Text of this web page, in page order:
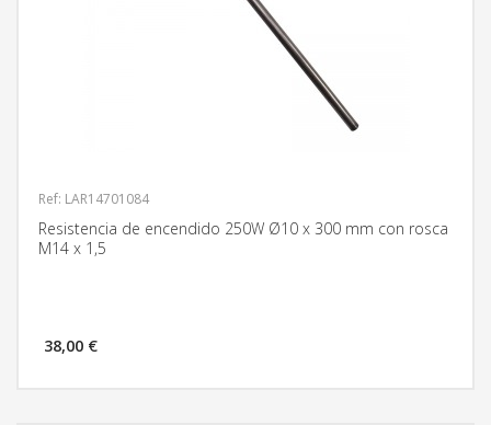
Ref: LAR14701084
Resistencia de encendido 250W Ø10 x 300 mm con rosca
M14 x 1,5
38,00 €